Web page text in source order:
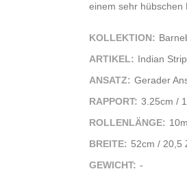
einem sehr hübschen
KOLLEKTION:
ARTIKEL: Indian
ANSATZ: Gerader
RAPPORT: 3.25cm /
ROLLENLÄNGE: 10m
BREITE: 52cm / 20,5
GEWICHT: -